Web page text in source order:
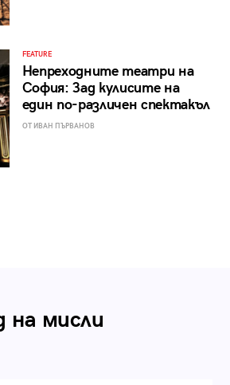
FEATURE
Непреходните театри на
София: Зад кулисите на
един по-различен спектакъл
ОТ ИВАН ПЪРВАНОВ
на мисли